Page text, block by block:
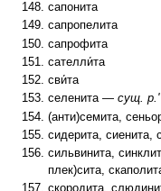
сапонита
сапропелита
сапрофита
сателли́та
сви́та
селенита —сущ. р.'
(анти)семита,
сидерита, сиенита,
сильвинита,
плек)сита,